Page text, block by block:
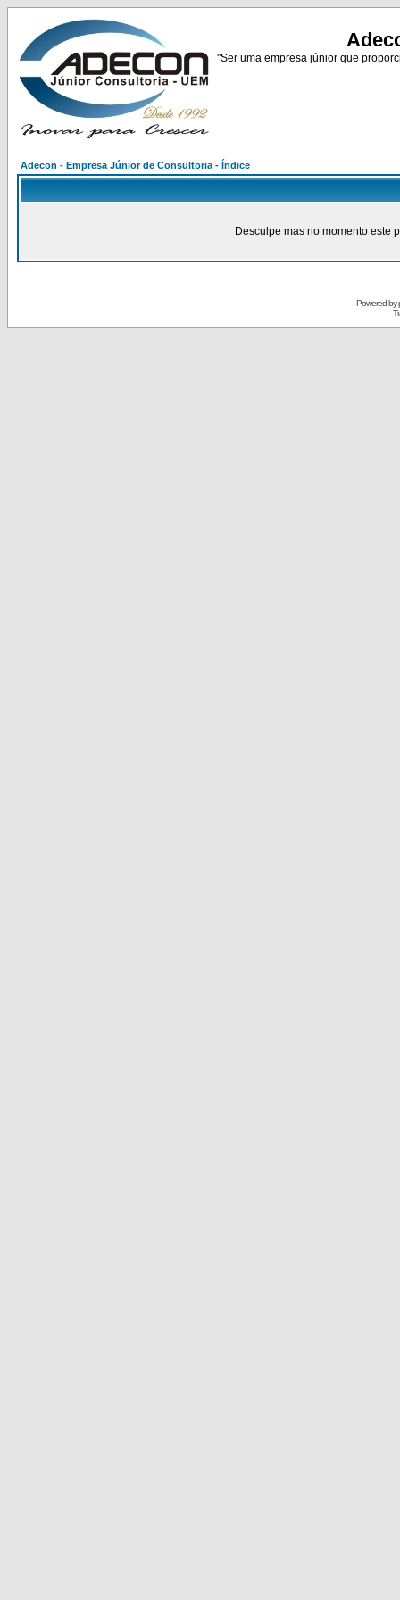
"Ser uma empresa júnior que
Adecon - Empresa Júnior de Consultoria - Índice
Desculpe mas no momento este
Powered by